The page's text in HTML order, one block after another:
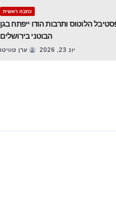
כתבה ראשית
הלוטוס ותרבות הודו ייפתח בגן
הבוטני בירושלים
יונ 23, 2026 ערן טוויטו